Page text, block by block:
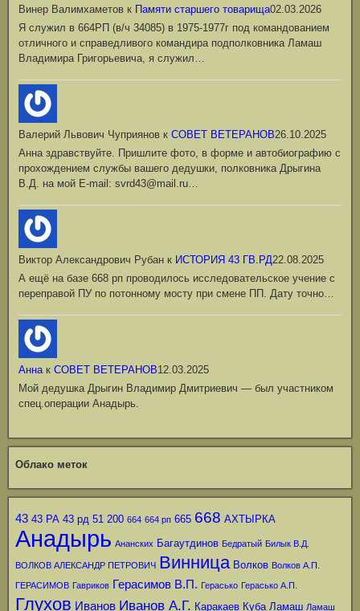
Винер Валимхаметов к Памяти старшего товарища02.03.2026
Я служил в 664РП (в/ч 34085) в 1975-1977г под командованием
отличного и справедливого командира подполковника Ламаш
Владимира Григорьевича, я служил…
Валерий Львович Чуприянов к СОВЕТ ВЕТЕРАНОВ26.10.2025
Анна здравствуйте. Пришлите фото, в форме и автобиографию с
прохождением службы вашего дедушки, полковника Дрыгина
В.Д. на мой Е-mail: svrd43@mail.ru…
Виктор Александрович Рубан к ИСТОРИЯ 43 ГВ.РД22.08.2025
А ещё на базе 668 рп проводилось исследовательское учение с
переправой ПУ по потонному мосту при смене ПП. Дату точно…
Аннак СОВЕТ ВЕТЕРАНОВ12.03.2025
Мой дедушка Дрыгин Владимир Дмитриевич — был участником
спец.операции Анадырь.
Облако меток
43 43 РА 43 рд 51 200 664 664 рп 665 668 АХТЫРКА
Анадырь Ананских Багаутдинов Бедратый Билык В.Д.
ВОЛКОВ АЛЕКСАНДР ПЕТРОВИЧ Винница Волков Волков А.П.
ГЕРАСИМОВ Гавриков Герасимов В.П. Герасько Герасько А.П.
Глухов Иванов Иванов А.Г. Каракаев Куба Ламаш Ламаш